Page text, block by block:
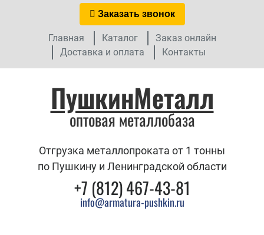
Заказать звонок
Главная Каталог
Заказ онлайн
Доставка и оплата
Контакты
ПушкинМеталл
оптовая металлобаза
Отгрузка металлопроката от 1 тонны
по Пушкину и Ленинградской области
+7 (812) 467-43-81
info@armatura-pushkin.ru